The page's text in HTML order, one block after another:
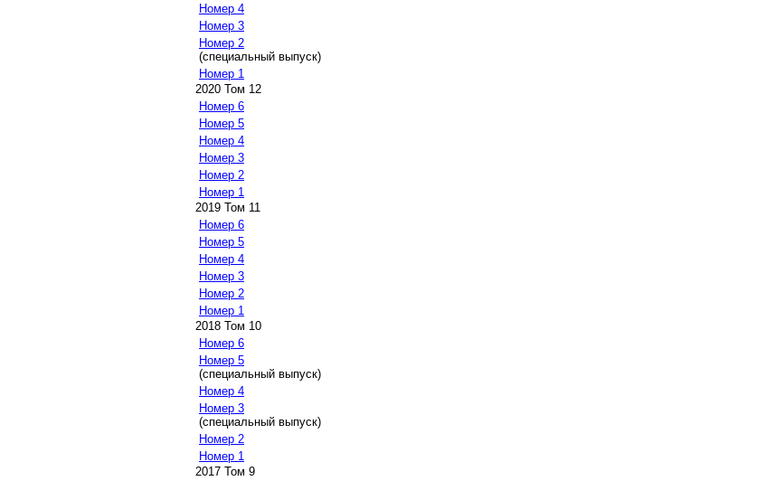
Номер 4
Номер 3
Номер 2
(специальный выпуск)
Номер 1
2020 Том 12
Номер 6
Номер 5
Номер 4
Номер 3
Номер 2
Номер 1
2019 Том 11
Номер 6
Номер 5
Номер 4
Номер 3
Номер 2
Номер 1
2018 Том 10
Номер 6
Номер 5
(специальный выпуск)
Номер 4
Номер 3
(специальный выпуск)
Номер 2
Номер 1
2017 Том 9